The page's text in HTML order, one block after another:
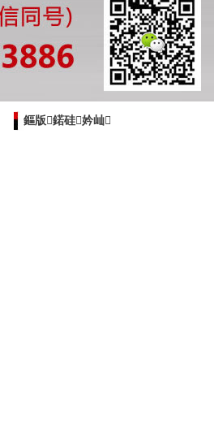
鏂版鍩硅妗屾